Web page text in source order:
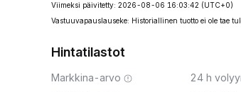
Viimeksi päivitetty: 2026-08-06 16:03:42 (UTC+0)
Vastuuvapauslauseke: Historiallinen tuotto ei ole tae
Hintatilastot
Markkina-arvo 24 h